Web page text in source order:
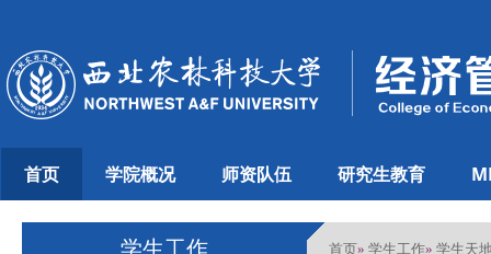
首页 学院概况 师资队伍 研究生教育
学生工作 首页» 学生工作» 学生天